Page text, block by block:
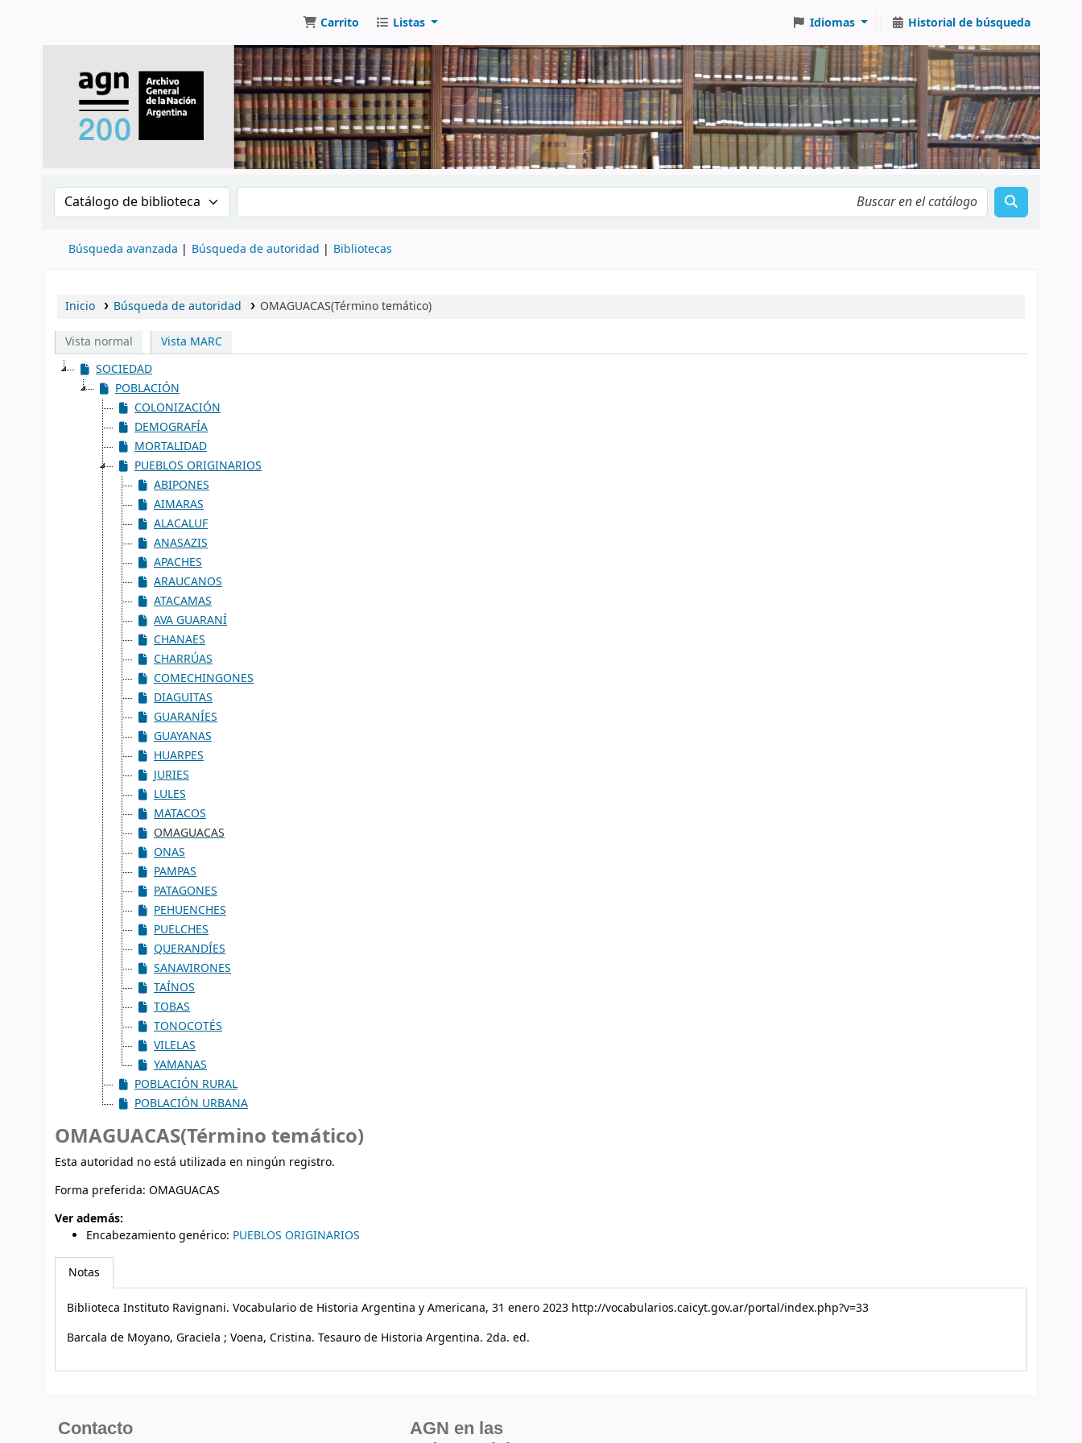
Carrito Listas Idiomas Historial de búsqueda
Buscar en el catálogo por: Buscar en el catálogo
Búsqueda avanzada Búsqueda de autoridad Bibliotecas
Inicio Búsqueda de autoridad OMAGUACAS(Término temático)
Vista normal
Vista MARC
SOCIEDAD
POBLACIÓN
COLONIZACIÓN
DEMOGRAFÍA
MORTALIDAD
PUEBLOS ORIGINARIOS
ABIPONES
AIMARAS
ALACALUF
ANASAZIS
APACHES
ARAUCANOS
ATACAMAS
AVA GUARANÍ
CHANAES
CHARRÚAS
COMECHINGONES
DIAGUITAS
GUARANÍES
GUAYANAS
HUARPES
JURIES
LULES
MATACOS
OMAGUACAS
ONAS
PAMPAS
PATAGONES
PEHUENCHES
PUELCHES
QUERANDÍES
SANAVIRONES
TAÍNOS
TOBAS
TONOCOTÉS
VILELAS
YAMANAS
POBLACIÓN RURAL
POBLACIÓN URBANA
OMAGUACAS(Término temático)
Esta autoridad no está utilizada en ningún registro.
Forma preferida: OMAGUACAS
Ver además:
Encabezamiento genérico: PUEBLOS ORIGINARIOS
Notas
Biblioteca Instituto Ravignani. Vocabulario de Historia Argentina y Americana, 31 enero 2023 http://vocabularios.caicyt.gov.ar/portal/index.php?v=33
Barcala de Moyano, Graciela ; Voena, Cristina. Tesauro de Historia Argentina. 2da. ed.
Contacto
AGN en las